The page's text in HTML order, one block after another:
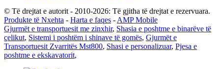
© Të drejtat e autorit - 2010-2026: Të gjitha të drejtat e rezervuara.
Produkte të Nxehta - Harta e faqes -AMP Mobile
Gjurmët e transportuesit me zinxhir, Shasia e poshtme e binarëve të
çelikut, Sistemi i poshtëm i shinave të gomës, Gjurmët e
Transportuesit Zvarritës Mst800, Shasi e personalizuar, Pjesa e
poshtme e ekskavatorit,